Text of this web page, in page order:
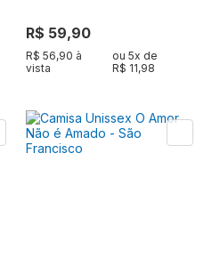
R$ 59,90
R$ 56,90 à
vista
ou5x de
R$ 11,98